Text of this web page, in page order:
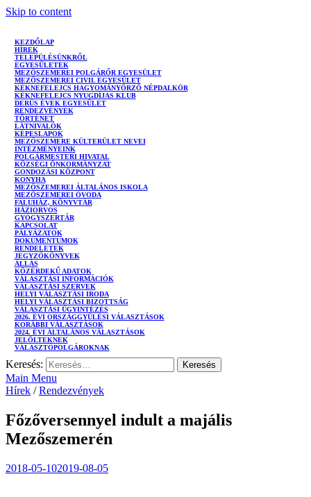
Skip to content
KEZDŐLAP
HÍREK
TELEPÜLÉSÜNKRŐL
EGYESÜLETEK
MEZŐSZEMEREI POLGÁRŐR EGYESÜLET
MEZŐSZEMEREI CIVIL EGYESÜLET
KÉKNEFELEJCS HAGYOMÁNYŐRZŐ NÉPDALKÖR
KÉKNEFELEJCS NYUGDÍJAS KLUB
DERŰS ÉVEK EGYESÜLET
RENDEZVÉNYEK
TÖRTÉNET
LÁTNIVALÓK
KÉPESLAPOK
MEZŐSZEMERE KÜLTERÜLET NEVEI
INTÉZMÉNYEINK
POLGÁRMESTERI HIVATAL
KÖZSÉGI ÖNKORMÁNYZAT
GONDOZÁSI KÖZPONT
KONYHA
MEZŐSZEMEREI ÁLTALÁNOS ISKOLA
MEZŐSZEMEREI ÓVODA
FALUHÁZ, KÖNYVTÁR
HÁZIORVOS
GYÓGYSZERTÁR
KAPCSOLAT
PÁLYÁZATOK
DOKUMENTUMOK
RENDELETEK
JEGYZŐKÖNYVEK
ÁLLÁS
KÖZÉRDEKŰ ADATOK
VÁLASZTÁSI INFORMÁCIÓK
VÁLASZTÁSI SZERVEK
HELYI VÁLASZTÁSI IRODA
HELYI VÁLASZTÁSI BIZOTTSÁG
VÁLASZTÁSI ÜGYINTÉZÉS
2026. ÉVI ORSZÁGGYŰLÉSI VÁLASZTÁSOK
KORÁBBI VÁLASZTÁSOK
2024. ÉVI ÁLTALÁNOS VÁLASZTÁSOK
JELÖLTEKNEK
VÁLASZTÓPOLGÁROKNAK
Keresés:
Main Menu
Hírek /Rendezvények
Főzőversennyel indult a majális
Mezőszemerén
2018-05-102019-08-05